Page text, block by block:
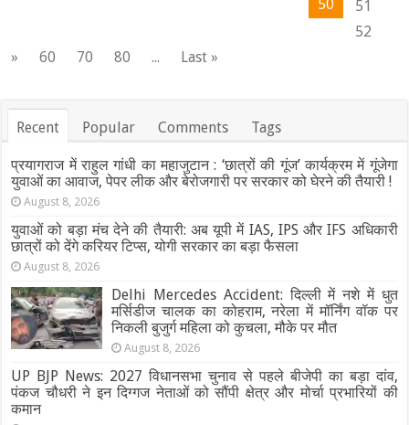
50
51
52
»
60 70 80 ... Last »
Recent Popular Comments Tags
प्रयागराज में राहुल गांधी का महाजुटान : ‘छात्रों की गूंज’ कार्यक्रम में गूंजेगा
युवाओं का आवाज, पेपर लीक और बेरोजगारी पर सरकार को घेरने की तैयारी !
August 8, 2026
युवाओं को बड़ा मंच देने की तैयारी: अब यूपी में IAS, IPS और IFS अधिकारी
छात्रों को देंगे करियर टिप्स, योगी सरकार का बड़ा फैसला
August 8, 2026
Delhi Mercedes Accident: दिल्ली में नशे में धुत
मर्सिडीज चालक का कोहराम, नरेला में मॉर्निंग वॉक पर
निकली बुजुर्ग महिला को कुचला, मौके पर मौत
August 8, 2026
UP BJP News: 2027 विधानसभा चुनाव से पहले बीजेपी का बड़ा दांव,
पंकज चौधरी ने इन दिग्गज नेताओं को सौंपी क्षेत्र और मोर्चा प्रभारियों की
कमान